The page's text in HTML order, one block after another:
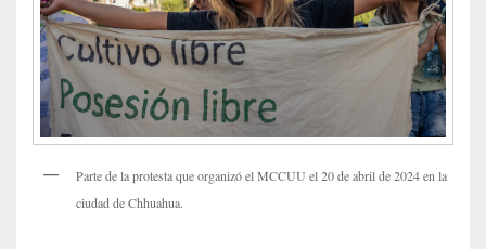
Parte de la protesta que organizó el MCCUU el 20 de abril de 2024 en la
ciudad de Chhuahua.